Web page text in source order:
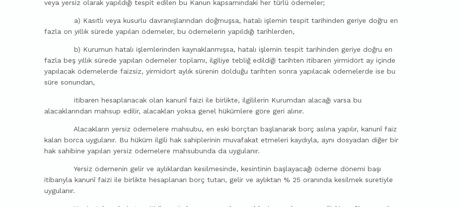
veya yersiz olarak yapıldığı tespit edilen bu Kanun kapsamındaki her türlü ödemeler;
a) Kasıtlı veya kusurlu davranışlarından doğmuşsa, hatalı işlemin tespit tarihinden geriye doğru en
fazla on yıllık sürede yapılan ödemeler, bu ödemelerin yapıldığı tarihlerden,
b) Kurumun hatalı işlemlerinden kaynaklanmışsa, hatalı işlemin tespit tarihinden geriye doğru en
fazla beş yıllık sürede yapılan ödemeler toplamı, ilgiliye tebliğ edildiği tarihten itibaren yirmidört ay içinde
yapılacak ödemelerde faizsiz, yirmidört aylık sürenin dolduğu tarihten sonra yapılacak ödemelerde ise bu
süre sonundan,
itibaren hesaplanacak olan kanunî faizi ile birlikte, ilgililerin Kurumdan alacağı varsa bu
alacaklarından mahsup edilir, alacakları yoksa genel hükümlere göre geri alınır.
Alacakların yersiz ödemelere mahsubu, en eski borçtan başlanarak borç aslına yapılır, kanunî faiz
kalan borca uygulanır. Bu hüküm ilgili hak sahiplerinin muvafakat etmeleri kaydıyla, aynı dosyadan diğer bir
hak sahibine yapılan yersiz ödemelere mahsubunda da uygulanır.
Yersiz ödemenin gelir ve aylıklardan kesilmesinde, kesintinin başlayacağı ödeme dönemi başı
itibarıyla kanunî faizi ile birlikte hesaplanan borç tutarı, gelir ve aylıktan % 25 oranında kesilmek suretiyle
uygulanır.